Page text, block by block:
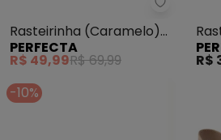
Perfecta
Rasteirinha (Caramelo)
com Solado Flexível
PERFECTA
R$ 49,99R$ 69,99
R$
-10%